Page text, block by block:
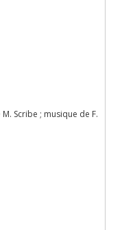
Scribe ; musique de F.